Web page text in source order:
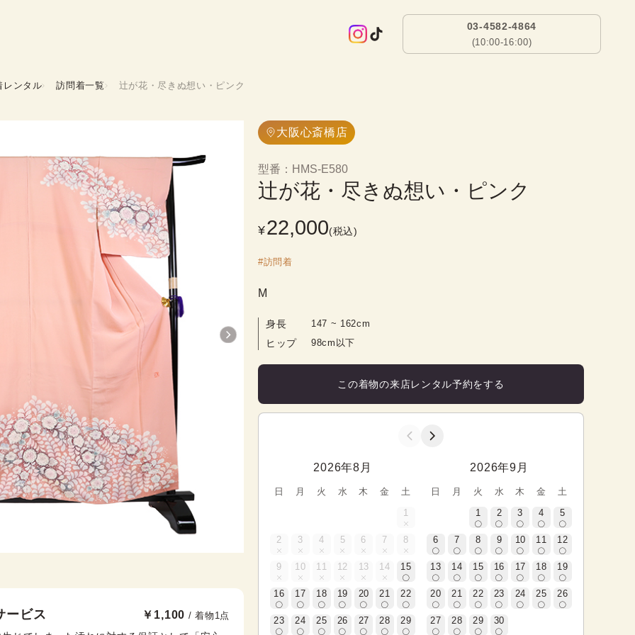
03-4582-4864
(10:00-16:00)
レンタル 訪問着一覧 辻が花・尽きぬ想い・ピンク
ービス ￥1,100 / 着物1点
大阪心斎橋店
型番 ： HMS-E580
辻が花・尽きぬ想い・ピンク
¥22,000(税込)
#訪問着
M
身長 147 ~ 162cm
ヒップ 98cm以下
この着物の来店レンタル予約をする
2026年8月
日 月 火 水 木 金
土
1
2 3 4 5 6 7 8
9 10 11 12 13 14 15
16 17 18 19 20 21 22
23 24 25 26 27 28 29
2026年9月
日 月 火 水 木 金
土
1
2 3 4 5
6 7 8 9 10 11 12
13 14 15 16 17 18 19
20 21 22 23 24 25 26
27 28 29 30